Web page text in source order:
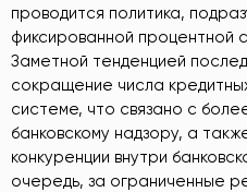
проводится политика,
фиксированной процентной
Заметной тенденцией
сокращение числа
системе, что связано с
банковскому надзору, а
конкуренции внутри
очередь, за ограниченные